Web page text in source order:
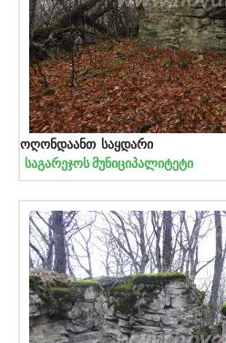
ოღონდაანთ საყდარი
საგარეჯოს მუნიციპალიტეტი